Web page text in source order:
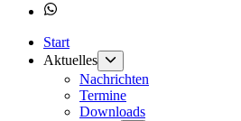
Whatsapp
Start
Aktuelles
anzeigen
Nachrichten
Termine
Downloads